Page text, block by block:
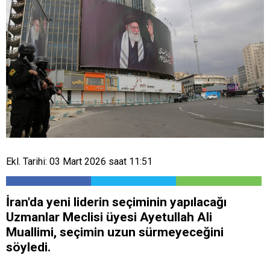
Ekl. Tarihi: 03 Mart 2026 saat 11:51
İran'da yeni liderin seçiminin yapılacağı
Uzmanlar Meclisi üyesi Ayetullah Ali
Muallimi, seçimin uzun sürmeyeceğini
söyledi.